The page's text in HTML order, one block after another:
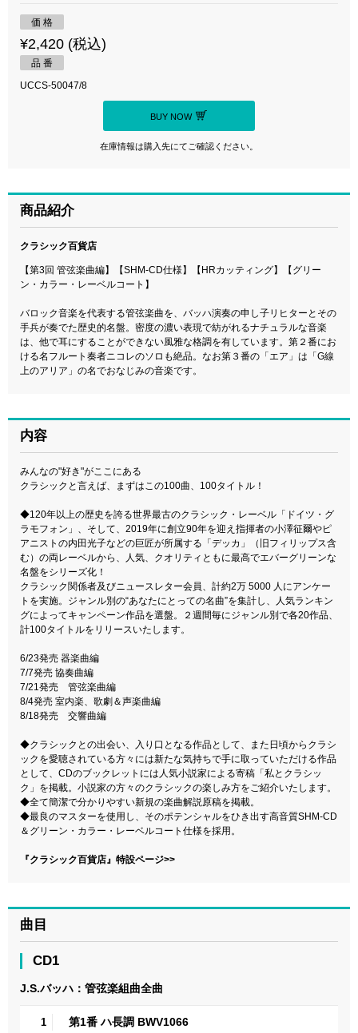
価 格
¥2,420 (税込)
品 番
UCCS-50047/8
BUY NOW
在庫情報は購入先にてご確認ください。
商品紹介
クラシック百貨店
【第3回 管弦楽曲編】【SHM-CD仕様】【HRカッティング】【グリー
ン・カラー・レーベルコート】
バロック音楽を代表する管弦楽曲を、バッハ演奏の申し子リヒターとその
手兵が奏でた歴史的名盤。密度の濃い表現で紡がれるナチュラルな音楽
は、他で耳にすることができない風雅な格調を有しています。第２番にお
ける名フルート奏者ニコレのソロも絶品。なお第３番の「エア」は「G線
上のアリア」の名でおなじみの音楽です。
内容
みんなの"好き"がここにある
クラシックと言えば、まずはこの100曲、100タイトル！
◆120年以上の歴史を誇る世界最古のクラシック・レーベル「ドイツ・グ
ラモフォン」、そして、2019年に創立90年を迎え指揮者の小澤征爾やピ
アニストの内田光子などの巨匠が所属する「デッカ」（旧フィリップス含
む）の両レーベルから、人気、クオリティともに最高でエバーグリーンな
名盤をシリーズ化！
クラシック関係者及びニュースレター会員、計約2万 5000 人にアンケー
トを実施。ジャンル別の“あなたにとっての名曲”を集計し、人気ランキン
グによってキャンペーン作品を選盤。２週間毎にジャンル別で各20作品、
計100タイトルをリリースいたします。
6/23発売 器楽曲編
7/7発売 協奏曲編
7/21発売 管弦楽曲編
8/4発売 室内楽、歌劇＆声楽曲編
8/18発売 交響曲編
◆クラシックとの出会い、入り口となる作品として、また日頃からクラシ
ックを愛聴されている方々には新たな気持ちで手に取っていただける作品
として、CDのブックレットには人気小説家による寄稿「私とクラシッ
ク」を掲載。小説家の方々のクラシックの楽しみ方をご紹介いたします。
◆全て簡潔で分かりやすい新規の楽曲解説原稿を掲載。
◆最良のマスターを使用し、そのポテンシャルをひき出す高音質SHM-CD
＆グリーン・カラー・レーベルコート仕様を採用。
『クラシック百貨店』特設ページ>>
曲目
CD1
J.S.バッハ：管弦楽組曲全曲
1 第1番 ハ長調 BWV1066